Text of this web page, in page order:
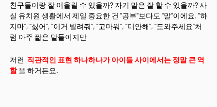
친구들이랑 잘 어울릴 수 있을까? 자기 말은 잘 할 수 있을까? 사
실 유치원 생활에서 제일 중요한 건 "공부"보다도 "말"이에요. "하
지마", "싫어", "이거 빌려줘", "고마워", "미안해", "도와주세요"처
럼 아주 짧은 말들이지만
저런 직관적인 표현 하나하나가 아이들 사이에서는 정말 큰 역
할 을 하거든요.